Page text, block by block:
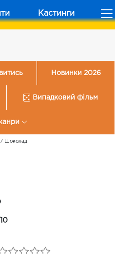
Кастинги
Новинки 2026
Випадковий фільм
/ Шоколад